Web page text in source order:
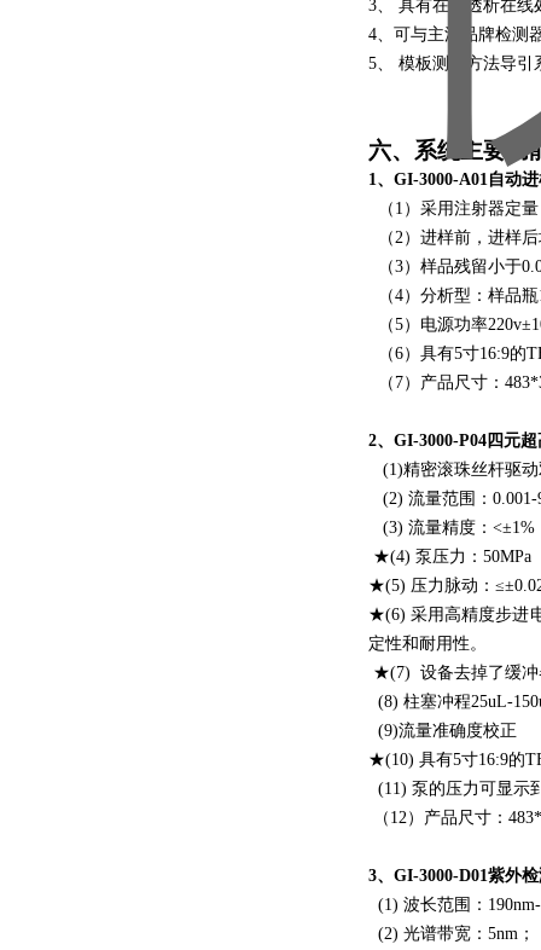
3、 具有在线透析在线
4、可与主流品牌检测
5、 模板测定方法导引
六、系统主要功
1、GI-3000-A01自动
（1）采用注射器定
（2）进样前，进样
（3）样品残留小于
（4）分析型：样品瓶
（5）电源功率
（6）具有5寸16:9的
（7）产品尺寸：
2、GI-3000-P04四元
(1)精密滚珠丝杆驱动
(2) 流量范围：0.001-
(3) 流量精度：<±1%
★(4) 泵压力：50MPa
★(5) 压力脉动：
★(6) 采用高精度步进
定性和耐用性。
★(7) 设备去掉了缓冲
(8) 柱塞冲程25uL-
(9)流量准确度校正
★(10) 具有5寸16:9的
(11) 泵的压力可显示
（12）产品尺寸：
3、GI-3000-D01紫外
(1) 波长范围：
(2) 光谱带宽：5nm；